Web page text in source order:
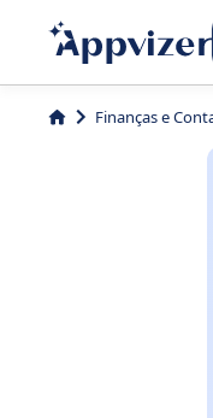
Finanças e